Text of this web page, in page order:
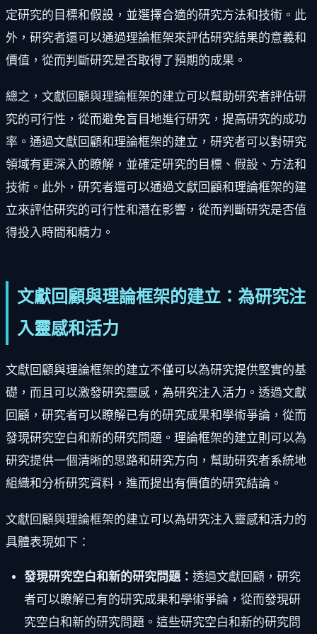
定研究的目標和假設，並選擇合適的研究方法和技術。此
外，研究者還可以通過理論框架來評估研究結果的意義和
價值，從而判斷研究是否取得了預期的成果。
總之，文獻回顧與理論框架的建立可以幫助研究者評估研
究的可行性，從而避免盲目地進行研究，提高研究的成功
率。通過文獻回顧和理論框架的建立，研究者可以對研究
領域有更深入的瞭解，並確定研究的目標、假設、方法和
技術。此外，研究者還可以通過文獻回顧和理論框架的建
立來評估研究的可行性和潛在影響，從而判斷研究是否值
得投入時間和精力。
文獻回顧與理論框架的建立：為研究注
入靈感和活力
文獻回顧與理論框架的建立不僅可以為研究提供堅實的基
礎，而且可以激發研究靈感，為研究注入活力。透過文獻
回顧，研究者可以瞭解已有的研究成果和學術爭論，從而
發現研究空白和新的研究問題。理論框架的建立則可以為
研究提供一個清晰的思路和研究方向，幫助研究者系統地
組織和分析研究資料，進而提出有價值的研究結論。
文獻回顧與理論框架的建立可以為研究注入靈感和活力的
具體表現如下：
發現研究空白和新的研究問題： 透過文獻回顧，研究
者可以瞭解已有的研究成果和學術爭論，從而發現研
究空白和新的研究問題。這些研究空白和新的研究問